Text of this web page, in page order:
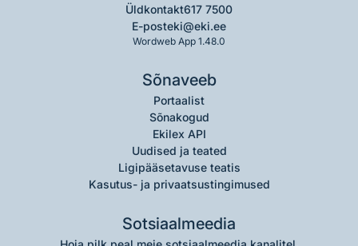
Üldkontakt617 7500
E-posteki@eki.ee
Wordweb App 1.48.0
Sõnaveeb
Portaalist
Sõnakogud
Ekilex API
Uudised ja teated
Ligipääsetavuse teatis
Kasutus- ja privaatsustingimused
Sotsiaalmeedia